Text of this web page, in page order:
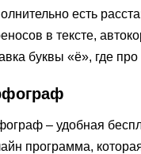
есть
в тексте,
буквы «ё», где
– удобная
программа,